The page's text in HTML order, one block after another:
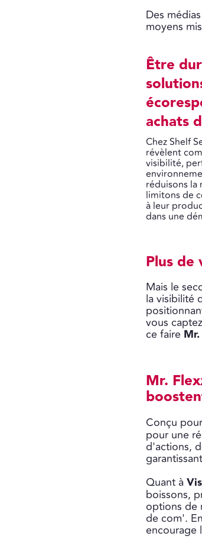
Des
moyens
Être
achats
Chez Shelf
révèlent
visibilité,
réduisons la
limitons de
à leur
dans une
Plus de
Mais le
la visibilité
vous
ce faire
Mr.
Conçu
pour une
d'actions,
Quant à
boissons,
options de
de com'.
encourage